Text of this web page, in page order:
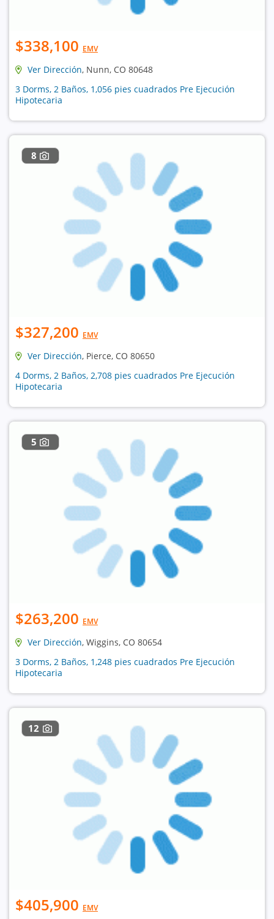
$338,100 EMV
Ver Dirección, Nunn, CO 80648
3 Dorms, 2 Baños, 1,056 pies cuadrados Pre Ejecución
Hipotecaria
8
$327,200 EMV
Ver Dirección, Pierce, CO 80650
4 Dorms, 2 Baños, 2,708 pies cuadrados Pre Ejecución
Hipotecaria
5
$263,200 EMV
Ver Dirección, Wiggins, CO 80654
3 Dorms, 2 Baños, 1,248 pies cuadrados Pre Ejecución
Hipotecaria
12
$405,900 EMV